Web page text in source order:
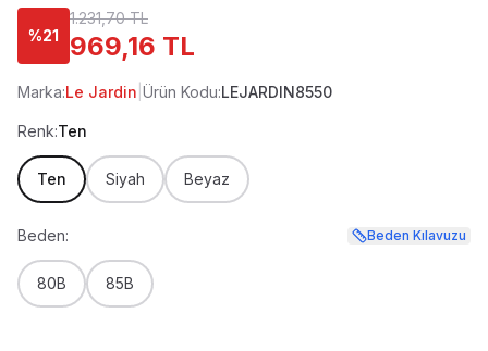
%21
1.231,70 TL
969,16 TL
Marka:Le Jardin Ürün Kodu:LEJARDIN8550
Renk:Ten
Ten Siyah Beyaz
Beden: Beden Kılavuzu
80B 85B